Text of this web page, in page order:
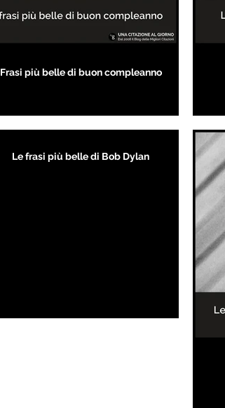
Frasi più belle di buon compleanno
Le frasi più belle di Bob Dylan